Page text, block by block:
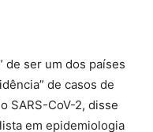
de ser um dos países
de casos de
SARS-CoV-2, disse
em epidemiologia